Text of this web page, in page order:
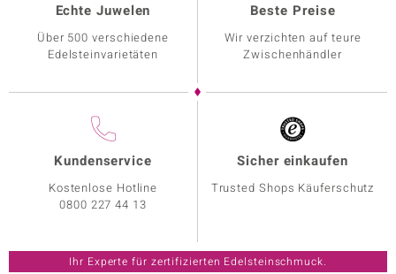
Echte Juwelen
Über 500 verschiedene
Edelsteinvarietäten
Beste Preise
Wir verzichten auf teure
Zwischenhändler
Kundenservice
Kostenlose Hotline
0800 227 44 13
Sicher einkaufen
Trusted Shops Käuferschutz
Ihr Experte für zertifizierten Edelsteinschmuck.